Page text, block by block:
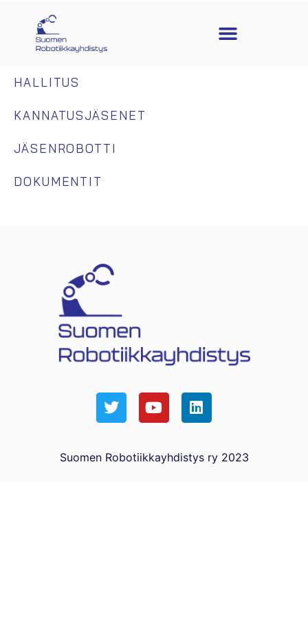
HALLITUS
KANNATUSJÄSENET
JÄSENROBOTTI
DOKUMENTIT
Suomen Robotiikkayhdistys ry 2023